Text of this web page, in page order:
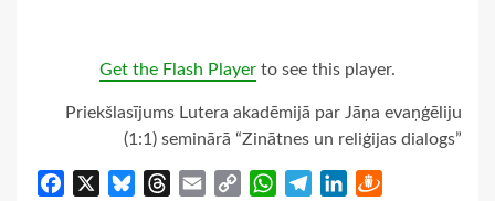
Get the Flash Player to see this player.
Priekšlasījums Lutera akadēmijā par Jāņa evaņģēliju
(1:1) seminārā “Zinātnes un reliģijas dialogs”
Facebook BlueskyThreads
Email
Copy
WhatsApp
TelegramLinkedIn